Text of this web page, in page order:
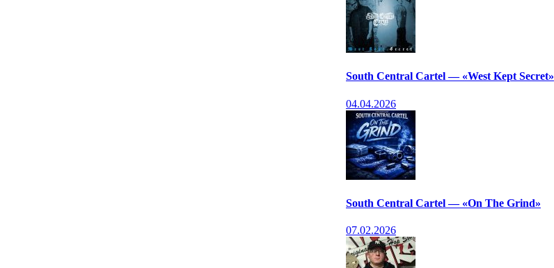
South Central Cartel — «West Kept Secret»
04.04.2026
South Central Cartel — «On The Grind»
07.02.2026